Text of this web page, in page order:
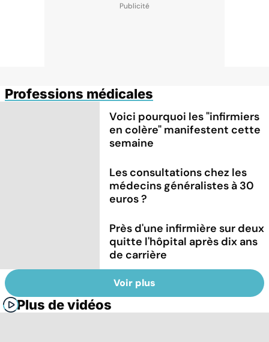
Professions médicales
Voici pourquoi les "infirmiers
en colère" manifestent cette
semaine
Les consultations chez les
médecins généralistes à 30
euros ?
Près d'une infirmière sur deux
quitte l'hôpital après dix ans
de carrière
Voir plus
Plus de vidéos